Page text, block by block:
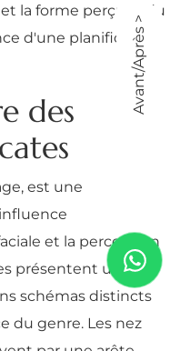
la forme perçues du
d'une planification
des
est une
et la perception
présentent une
schémas distincts
du genre. Les nez
Avant/Après >